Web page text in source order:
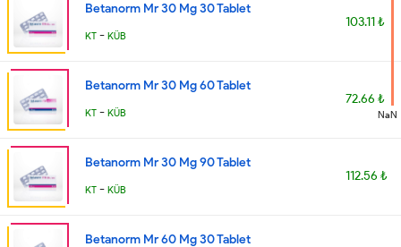
Betanorm Mr 30 Mg 30 Tablet
KT - KÜB
103.11 ₺
Betanorm Mr 30 Mg 60 Tablet
KT - KÜB
72.66 ₺
Betanorm Mr 30 Mg 90 Tablet
KT - KÜB
112.56 ₺
Betanorm Mr 60 Mg 30 Tablet
NaN